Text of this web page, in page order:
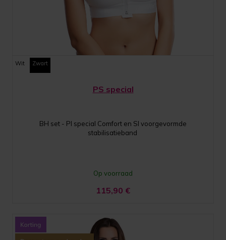
Wit Zwart
PS special
BH set - PI special Comfort en SI voorgevormde
stabilisatieband
Op voorraad
115,90 €